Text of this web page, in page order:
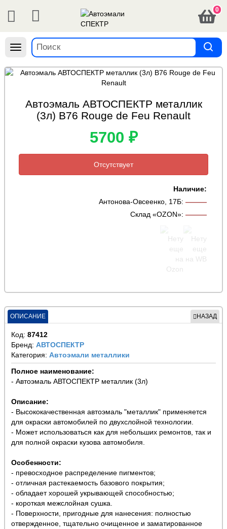
0
Навигация
Автоэмаль АВТОСПЕКТР металлик
(3л) B76 Rouge de Feu Renault
5700 ₽
Отсутствует
Наличие:
Антонова-Овсеенко, 17Б: ———
Склад «OZON»: ———
ОПИСАНИЕ НАЗАД
Код: 87412
Бренд: АВТОСПЕКТР
Категория: Автоэмали металлики
Полное наименование:
- Автоэмаль АВТОСПЕКТР металлик (3л)
Описание:
- Высококачественная автоэмаль "металлик" применяется
для окраски автомобилей по двухслойной технологии.
- Может использоваться как для небольших ремонтов, так и
для полной окраски кузова автомобиля.
Особенности:
- превосходное распределение пигментов;
- отличная растекаемость базового покрытия;
- обладает хорошей укрывающей способностью;
- короткая межслойная сушка.
- Поверхности, пригодные для нанесения: полностью
отвержденное, тщательно очищенное и заматированное